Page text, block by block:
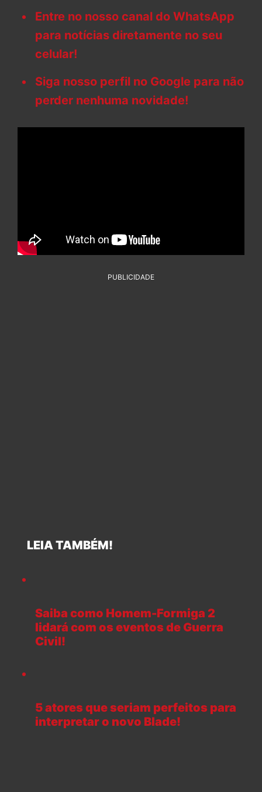
Entre no nosso canal do WhatsApp
para notícias diretamente no seu
celular!
Siga nosso perfil no Google para não
perder nenhuma novidade!
PUBLICIDADE
LEIA TAMBÉM!
Saiba como Homem-Formiga 2
lidará com os eventos de Guerra
Civil!
5 atores que seriam perfeitos para
interpretar o novo Blade!